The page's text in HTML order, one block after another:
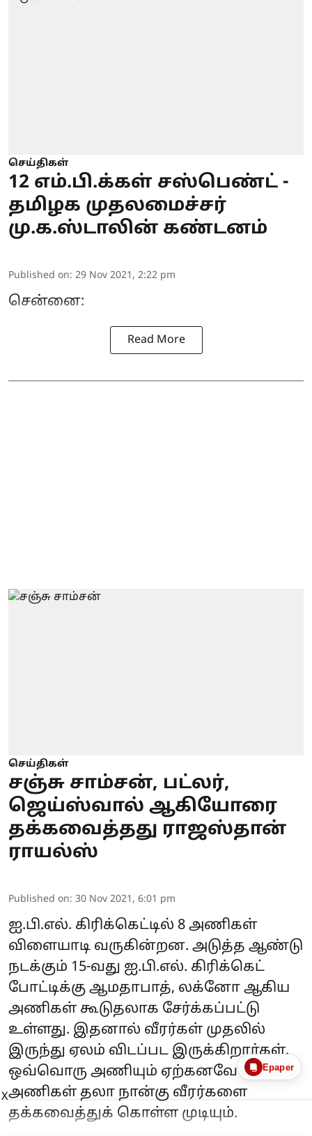
செய்திகள்
12 எம்.பி.க்கள் சஸ்பெண்ட் -
தமிழக முதலமைச்சர்
மு.க.ஸ்டாலின் கண்டனம்
Published on: 29 Nov 2021, 2:22 pm
சென்னை:
Read More
செய்திகள்
சஞ்சு சாம்சன், பட்லர்,
ஜெய்ஸ்வால் ஆகியோரை
தக்கவைத்தது ராஜஸ்தான்
ராயல்ஸ்
Published on: 30 Nov 2021, 6:01 pm
ஐ.பி.எல். கிரிக்கெட்டில் 8 அணிகள்
விளையாடி வருகின்றன. அடுத்த ஆண்டு
நடக்கும் 15-வது ஐ.பி.எல். கிரிக்கெட்
போட்டிக்கு ஆமதாபாத், லக்னோ ஆகிய
அணிகள் கூடுதலாக சேர்க்கப்பட்டு
உள்ளது. இதனால் வீரர்கள் முதலில்
இருந்து ஏலம் விடப்பட இருக்கிறார்கள்.
ஒவ்வொரு அணியும் ஏற்கனவே உள்ள 8
அணிகள் தலா நான்கு வீரர்களை
தக்கவைத்துக் கொள்ள முடியும்.
Epaper
X